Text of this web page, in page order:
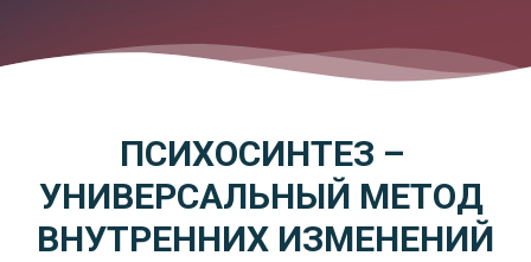
ПСИХОСИНТЕЗ –
УНИВЕРСАЛЬНЫЙ МЕТОД
ВНУТРЕННИХ ИЗМЕНЕНИЙ